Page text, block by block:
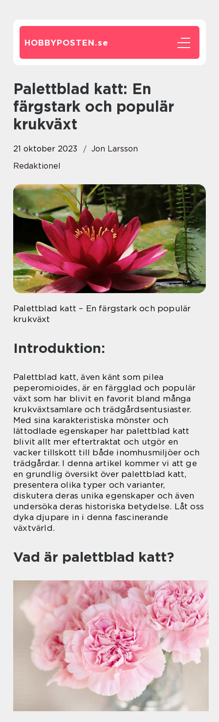
HOBBYPOSTEN.se
Palettblad katt: En
färgstark och populär
krukväxt
21 oktober 2023
Jon Larsson
Redaktionel
Palettblad katt – En färgstark och populär
krukväxt
Introduktion:
Palettblad katt, även känt som pilea
peperomioides, är en färgglad och populär
växt som har blivit en favorit bland många
krukväxtsamlare och trädgårdsentusiaster.
Med sina karakteristiska mönster och
lättodlade egenskaper har palettblad katt
blivit allt mer eftertraktat och utgör en
vacker tillskott till både inomhusmiljöer och
trädgårdar. I denna artikel kommer vi att ge
en grundlig översikt över palettblad katt,
presentera olika typer och varianter,
diskutera deras unika egenskaper och även
undersöka deras historiska betydelse. Låt oss
dyka djupare in i denna fascinerande
växtvärld.
Vad är palettblad katt?